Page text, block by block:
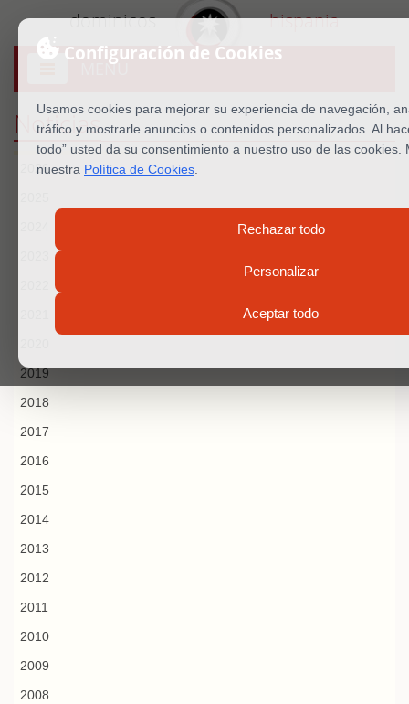
Configuración de Cookies
Usamos cookies para mejorar su experiencia de navegación,
tráfico y mostrarle anuncios o contenidos personalizados. Al
todo” usted da su consentimiento a nuestro uso de las cookies.
nuestra Política de Cookies
Rechazar todo
Personalizar
Aceptar todo
dominicos hispania
MENU
Noticias
2026
2019
2018
2017
2016
2015
2014
2013
2012
2011
2010
2009
2008